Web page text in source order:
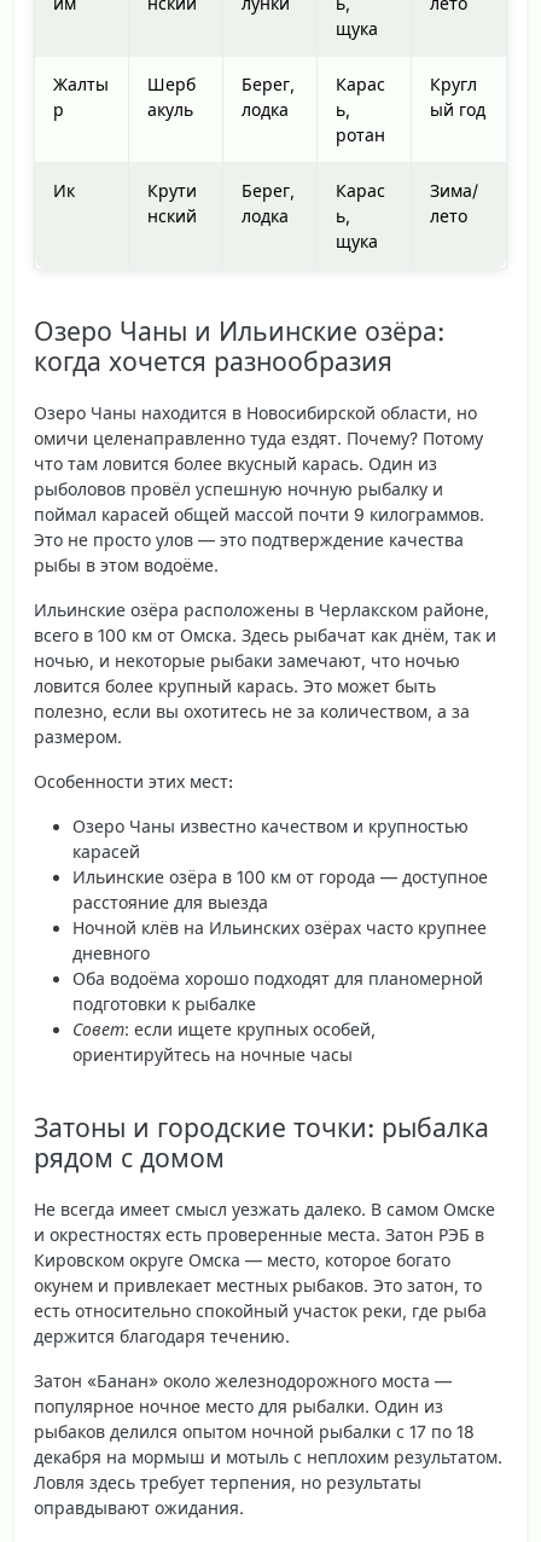
щука
Жалты
р
Шерб
акуль
Берег,
лодка
Карас
ь,
ротан
Кругл
ый год
Ик
Крути
нский
Берег,
лодка
Карас
ь,
щука
Зима/
лето
Озеро Чаны и Ильинские озёра:
когда хочется разнообразия
Озеро Чаны находится в Новосибирской области, но
омичи целенаправленно туда ездят. Почему? Потому
что там ловится более вкусный карась. Один из
рыболовов провёл успешную ночную рыбалку и
поймал карасей общей массой почти 9 килограммов.
Это не просто улов — это подтверждение качества
рыбы в этом водоёме.
Ильинские озёра расположены в Черлакском районе,
всего в 100 км от Омска. Здесь рыбачат как днём, так и
ночью, и некоторые рыбаки замечают, что ночью
ловится более крупный карась. Это может быть
полезно, если вы охотитесь не за количеством, а за
размером.
Особенности этих мест:
Озеро Чаны известно качеством и крупностью
карасей
Ильинские озёра в 100 км от города — доступное
расстояние для выезда
Ночной клёв на Ильинских озёрах часто крупнее
дневного
Оба водоёма хорошо подходят для планомерной
подготовки к рыбалке
Совет: если ищете крупных особей,
ориентируйтесь на ночные часы
Затоны и городские точки: рыбалка
рядом с домом
Не всегда имеет смысл уезжать далеко. В самом Омске
и окрестностях есть проверенные места. Затон РЭБ в
Кировском округе Омска — место, которое богато
окунем и привлекает местных рыбаков. Это затон, то
есть относительно спокойный участок реки, где рыба
держится благодаря течению.
Затон «Банан» около железнодорожного моста —
популярное ночное место для рыбалки. Один из
рыбаков делился опытом ночной рыбалки с 17 по 18
декабря на мормыш и мотыль с неплохим результатом.
Ловля здесь требует терпения, но результаты
оправдывают ожидания.